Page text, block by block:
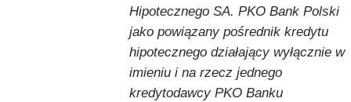
Hipotecznego SA. PKO Bank Polski
jako powiązany pośrednik kredytu
hipotecznego działający wyłącznie w
imieniu i na rzecz jednego
kredytodawcy PKO Banku